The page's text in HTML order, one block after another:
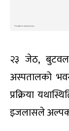
२३ जेठ,
अस्पतालको
प्रक्रिया
इजलासले